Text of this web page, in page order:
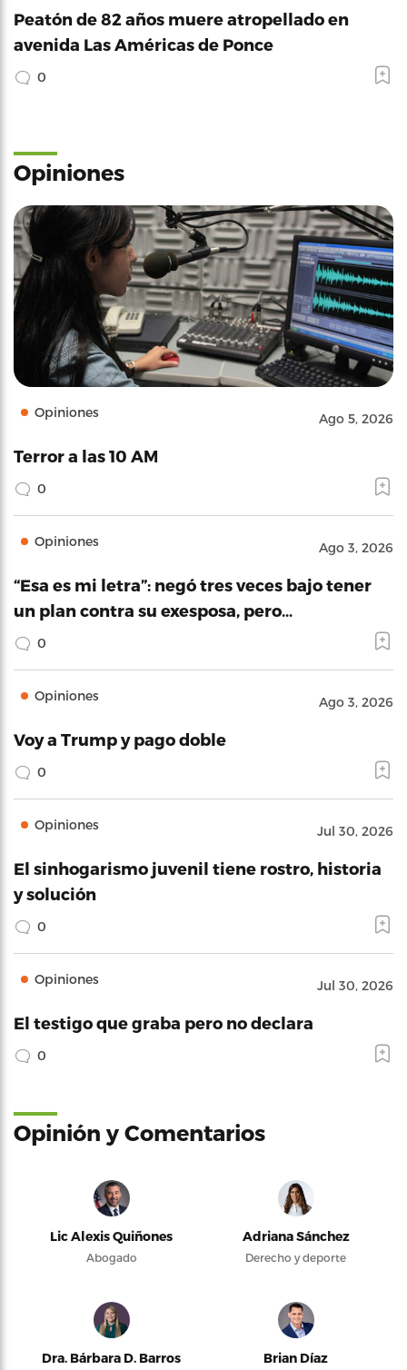
Peatón de 82 años muere atropellado en
avenida Las Américas de Ponce
0
Opiniones
Opiniones Ago 5, 2026
Terror a las 10 AM
0
Opiniones Ago 3, 2026
“Esa es mi letra”: negó tres veces bajo tener
un plan contra su exesposa, pero…
0
Opiniones Ago 3, 2026
Voy a Trump y pago doble
0
Opiniones Jul 30, 2026
El sinhogarismo juvenil tiene rostro, historia
y solución
0
Opiniones Jul 30, 2026
El testigo que graba pero no declara
0
Opinión y Comentarios
Lic Alexis Quiñones
Abogado
Adriana Sánchez
Derecho y deporte
Dra. Bárbara D. Barros Brian Díaz